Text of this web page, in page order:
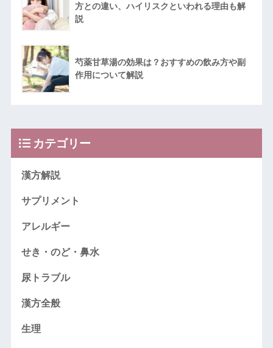
方との違い、ハイリスクといわれる理由も解
説
芍薬甘草湯の効果は？おすすめの飲み方や副
作用について解説
カテゴリー
漢方解説
サプリメント
アレルギー
せき・のど・鼻水
尿トラブル
漢方全般
生理